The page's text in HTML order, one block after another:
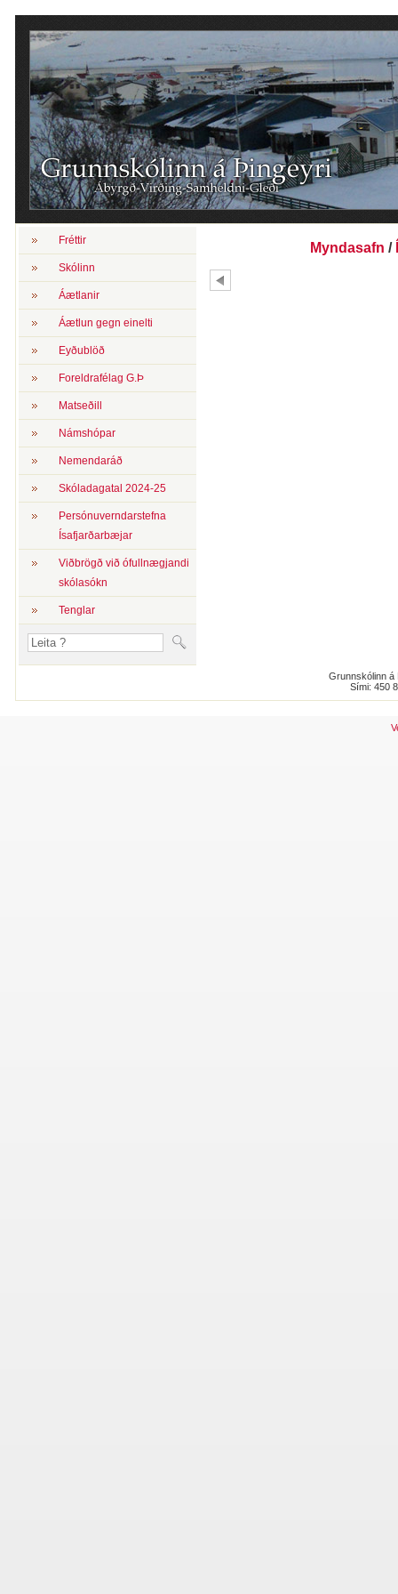
Fréttir
Skólinn
Áætlanir
Áætlun gegn einelti
Eyðublöð
Foreldrafélag G.Þ
Matseðill
Námshópar
Nemendaráð
Skóladagatal 2024-25
Persónuverndarstefna
Ísafjarðarbæjar
Viðbrögð við ófullnægjandi
skólasókn
Tenglar
Myndasafn /
Grunnskólinn á
Sími: 450